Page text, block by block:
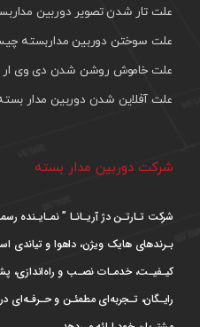
علت تار شدن تصویر دوربین
علت سوختن دوربین مداربسته
علت خاموش روشن شدن دی وی ار
علت آفلاین شدن دوربین مدار
شرکت دوربین مدار بسته
شرکت تـارتـن دژ آریـانـا ” نمـایـنده
بـرندهای هایک ویژن، داهوا و تیاندی
کیـفیـت، خدمـات نصـب و راه‌اندازی،
رایـگان، تـجربه‌ای مطمئـن و